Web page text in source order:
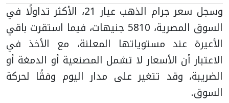
وسجل سعر جرام الذهب عيار 21، الأكثر تداولًا في
السوق المصرية، 5810 جنيهات، فيما استقرت باقي
الأعيرة عند مستوياتها المعلنة، مع الأخذ في
الاعتبار أن الأسعار لا تشمل المصنعية أو الدمغة أو
الضريبة، وقد تتغير على مدار اليوم وفقًا لحركة
السوق.